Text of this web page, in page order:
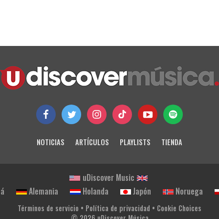
NOTICIAS ARTÍCULOS PLAYLISTS TIENDA
uDiscover Music
Alemania Holanda Japón Noruega
Términos de servicio • Política de privacidad • Cookie Choices